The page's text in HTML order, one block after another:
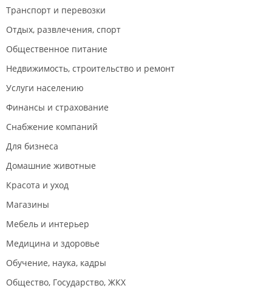
Транспорт и перевозки
Отдых, развлечения, спорт
Общественное питание
Недвижимость, строительство и ремонт
Услуги населению
Финансы и страхование
Снабжение компаний
Для бизнеса
Домашние животные
Красота и уход
Магазины
Мебель и интерьер
Медицина и здоровье
Обучение, наука, кадры
Общество, Государство, ЖКХ